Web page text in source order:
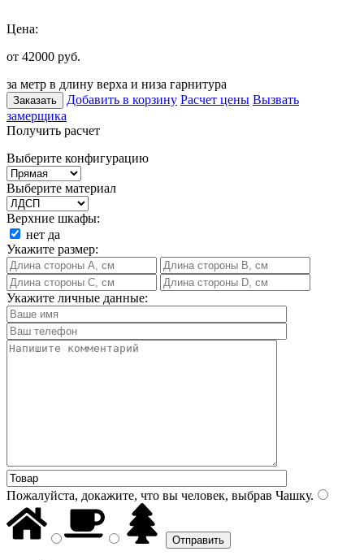
Цена:
от 42000 руб.
за метр в длину верха и низа гарнитура
Заказать Добавить в корзину Расчет цены Вызвать
замерщика
Получить расчет
Выберите конфигурацию
Выберите материал
Верхние шкафы:
нет да
Укажите размер:
Укажите личные данные:
Пожалуйста, докажите, что вы человек, выбрав Чашку.